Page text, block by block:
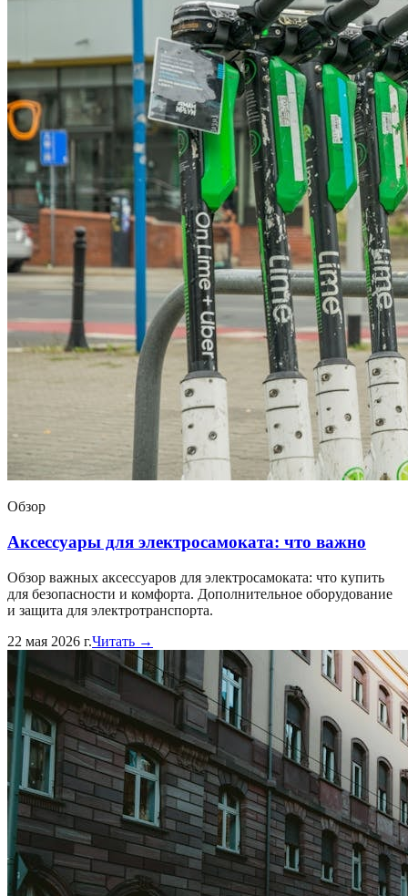
Обзор
Аксессуары для электросамоката: что важно
Обзор важных аксессуаров для электросамоката: что купить
для безопасности и комфорта. Дополнительное оборудование
и защита для электротранспорта.
22 мая 2026 г.Читать →